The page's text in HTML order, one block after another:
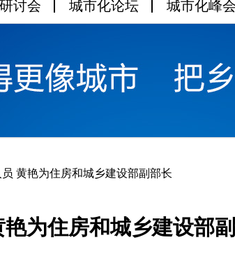
讨会 城市化论坛 城市化峰会
黄艳为住房和城乡建设部副部长
为住房和城乡建设部